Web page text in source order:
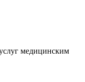
медицинским